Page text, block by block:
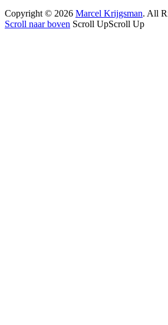
Copyright © 2026 Marcel Krijgsman. All
Scroll naar boven Scroll UpScroll Up